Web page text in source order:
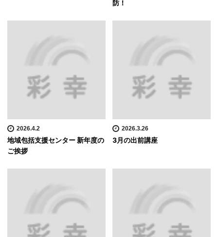
防！
2026.4.2
地域包括支援センター 新年度の
ご挨拶
2026.3.26
3月の出前講座